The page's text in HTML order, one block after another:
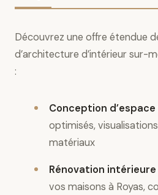
Découvrez une offre étendue
d’architecture d’intérieur sur-
:
Conception d’espace
optimisés,
matériaux
Rénovation intérieure
vos maisons à Royas,